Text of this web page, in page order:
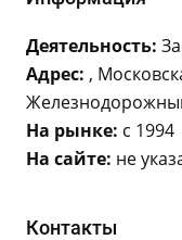
Деятельность:
Адрес: ,
На рынке: с 1994
На сайте: не
Контакты